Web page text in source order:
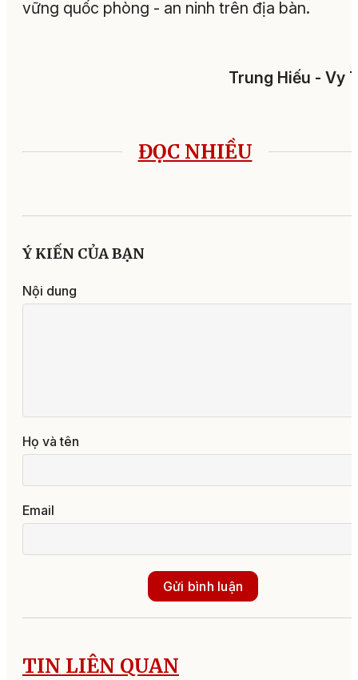
vững quốc phòng - an ninh trên địa bàn.
Trung Hiếu - Vy
ĐỌC NHIỀU
Ý KIẾN CỦA BẠN
Nội dung
Họ và tên
Email
Gửi bình luận
TIN LIÊN QUAN